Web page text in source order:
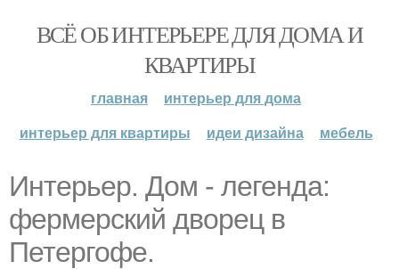
ВСЁ ОБ ИНТЕРЬЕРЕ ДЛЯ ДОМА И
КВАРТИРЫ
главная
интерьер для дома
интерьер для квартиры
идеи дизайна мебель
Интерьер. Дом - легенда:
фермерский дворец в
Петергофе.